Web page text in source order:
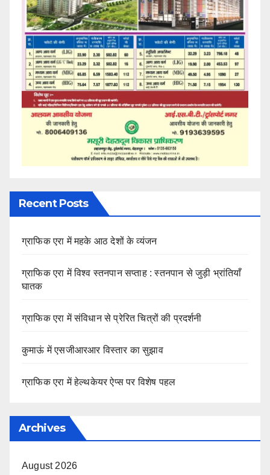
Recent Posts
ग्राफिक एरा में महके आठ देशों के व्यंजन
ग्राफिक एरा में विश्व स्तनपान सप्ताह : स्तनपान से जुड़ी भ्रांतियाँ
घातक
ग्राफिक एरा में संविधान से प्रेरित चित्रों की प्रदर्शनी
कुमाऊं में एसजीआरआर विस्तार का सुझाव
ग्राफिक एरा में हेल्थकेयर ऐप्स पर विशेष पहल
Archives
August 2026